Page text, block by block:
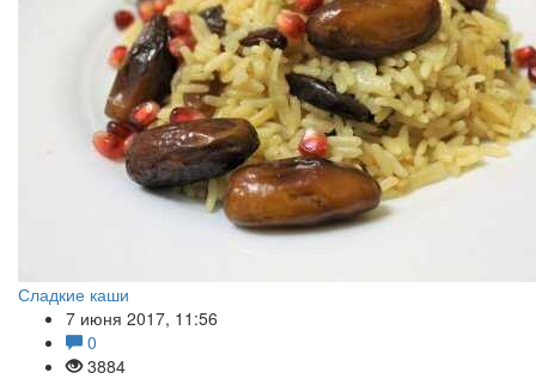
Сладкие каши
7 июня 2017, 11:56
0
3884